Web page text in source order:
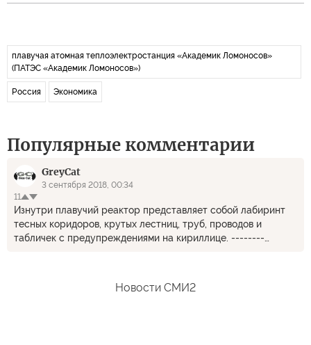
плавучая атомная теплоэлектростанция «Академик Ломоносов»
(ПАТЭС «Академик Ломоносов»)
Россия Экономика
Популярные комментарии
GreyCat
3 сентября 2018, 00:34
11
Изнутри плавучий реактор представляет собой лабиринт
тесных коридоров, крутых лестниц, труб, проводов и
табличек с предупреждениями на кириллице. --------
Новости СМИ2